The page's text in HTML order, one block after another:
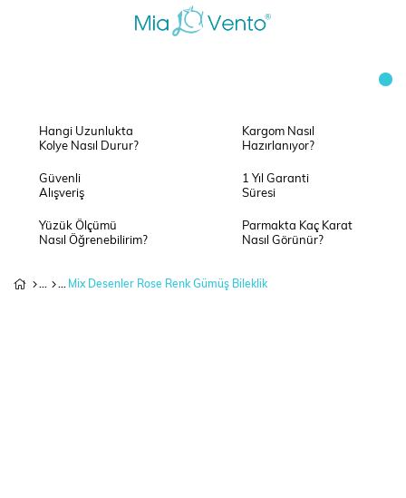
Hangi Uzunlukta
Kolye Nasıl Durur?
Kargom Nasıl
Hazırlanıyor?
Güvenli
Alışveriş
1 Yıl Garanti
Süresi
Yüzük Ölçümü
Nasıl Öğrenebilirim?
Parmakta Kaç Karat
Nasıl Görünür?
Mix Desenler Rose Renk Gümüş Bileklik